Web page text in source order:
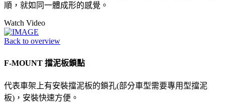
順，就如同一體成形的感覺。
Watch Video
Back to overview
F-MOUNT 擋泥板鎖點
代表車架上有安裝擋泥板的鎖孔(部分車型需要專用型擋泥
板)，安裝快速方便。